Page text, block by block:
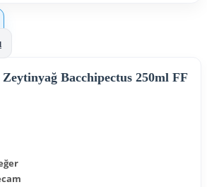
Bacchipectus 250ml FF